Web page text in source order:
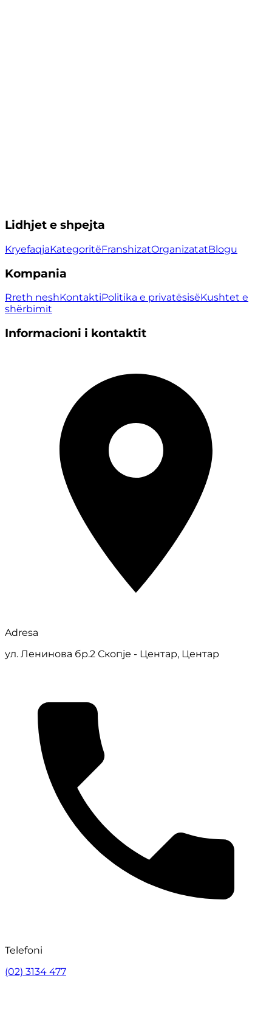
Lidhjet e shpejta
KryefaqjaKategoritëFranshizatOrganizatatBlogu
Kompania
Rreth neshKontaktiPolitika e privatësisëKushtet e
shërbimit
Informacioni i kontaktit
Adresa
ул. Ленинова бр.2 Скопје - Центар, Центар
Telefoni
(02) 3134 477